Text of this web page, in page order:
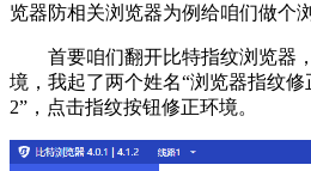
览器防相关浏览器为例给咱们做个
首要咱们翻开比特指纹浏览器
境，我起了两个姓名“浏览器指纹修
2”，点击指纹按钮修正环境。